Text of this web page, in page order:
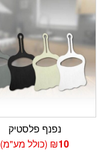
נפנף פלסטיק
₪10 (כולל מע"מ)